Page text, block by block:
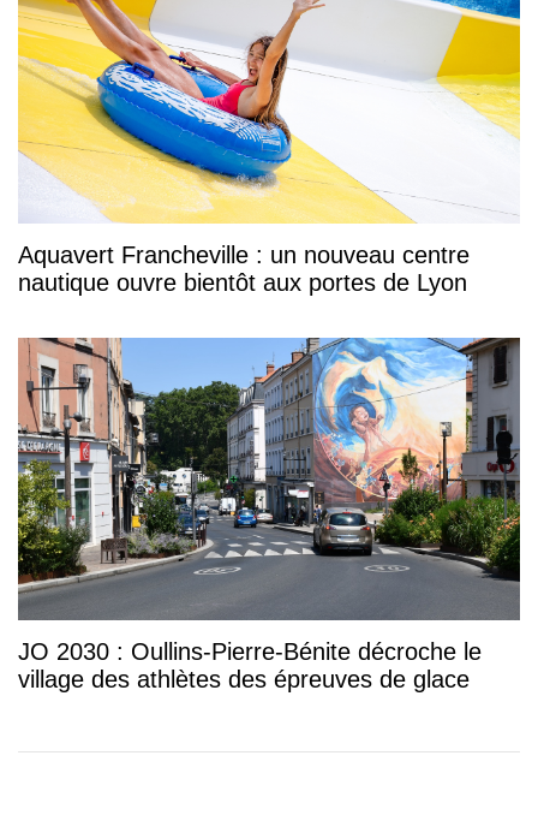
Aquavert Francheville : un nouveau centre
nautique ouvre bientôt aux portes de Lyon
JO 2030 : Oullins-Pierre-Bénite décroche le
village des athlètes des épreuves de glace